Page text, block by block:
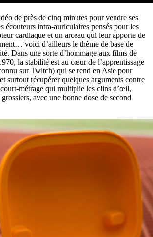
de près de cinq minutes pour vendre ses
écouteurs intra-auriculaires pensés pour les
cardiaque et un arceau qui leur apporte de
voici d’ailleurs le thème de base de
Dans une sorte d’hommage aux films de
la stabilité est au cœur de l’apprentissage
sur Twitch) qui se rend en Asie pour
surtout récupérer quelques arguments contre
métrage qui multiplie les clins d’œil,
avec une bonne dose de second